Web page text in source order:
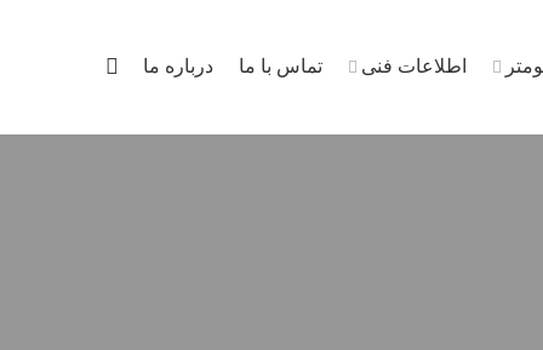
اطلاعات فنی تماس با ما درباره ما